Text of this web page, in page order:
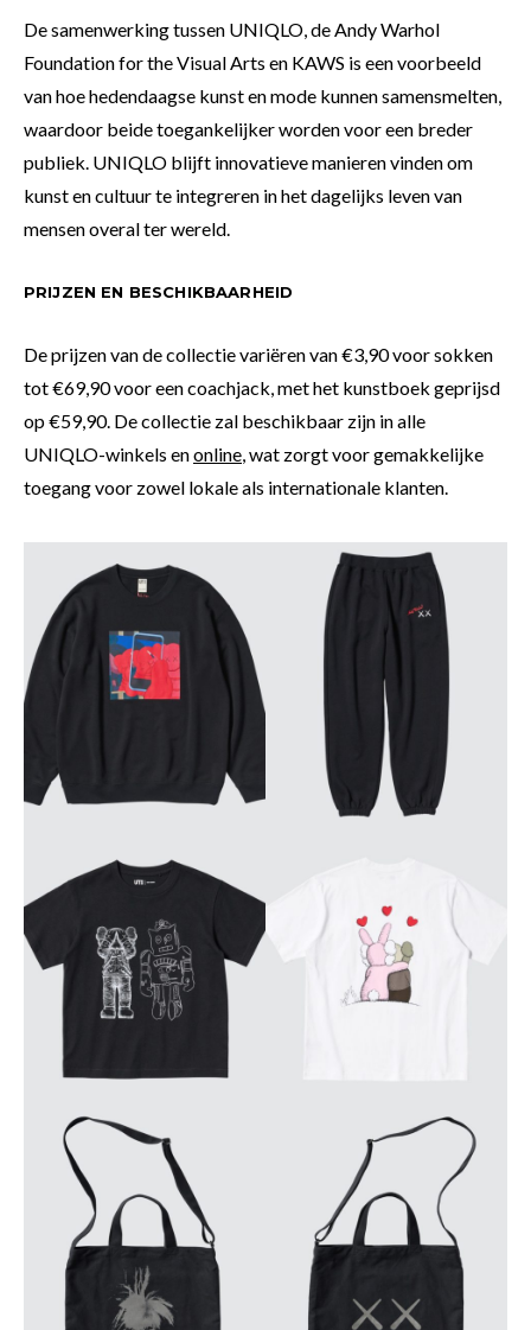
De samenwerking tussen UNIQLO, de Andy Warhol
Foundation for the Visual Arts en KAWS is een voorbeeld
van hoe hedendaagse kunst en mode kunnen samensmelten,
waardoor beide toegankelijker worden voor een breder
publiek. UNIQLO blijft innovatieve manieren vinden om
kunst en cultuur te integreren in het dagelijks leven van
mensen overal ter wereld.
PRIJZEN EN BESCHIKBAARHEID
De prijzen van de collectie variëren van €3,90 voor sokken
tot €69,90 voor een coachjack, met het kunstboek geprijsd
op €59,90. De collectie zal beschikbaar zijn in alle
UNIQLO-winkels enonline , wat zorgt voor gemakkelijke
toegang voor zowel lokale als internationale klanten.